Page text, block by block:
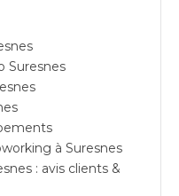
Suresnes
à Suresnes
: avis clients &